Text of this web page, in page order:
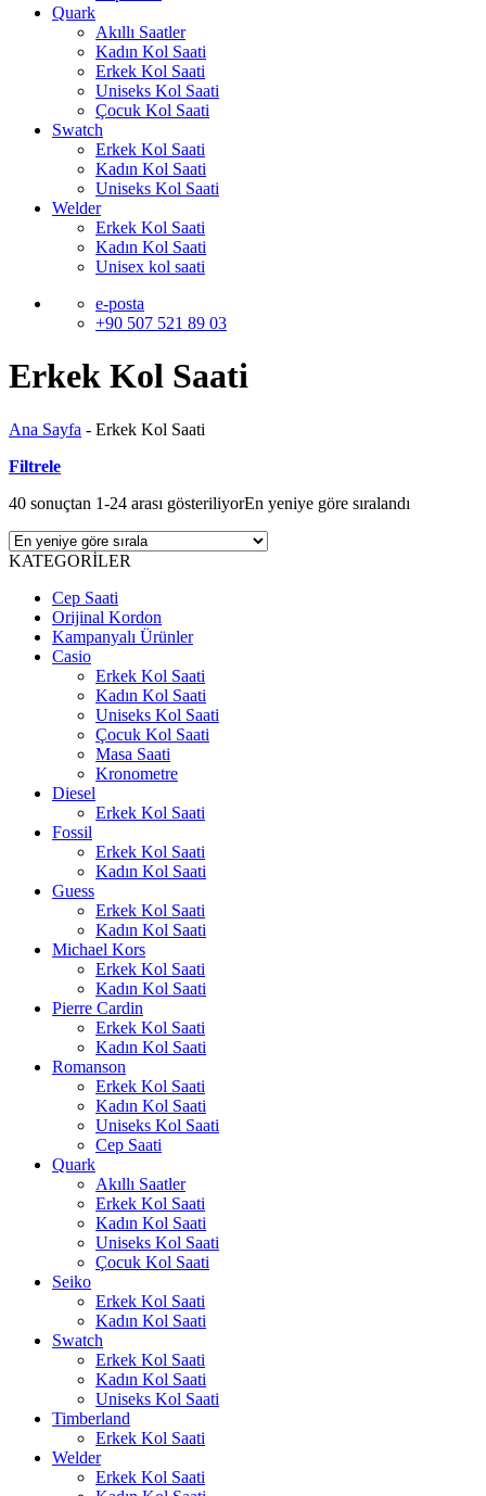
Quark
Akıllı Saatler
Kadın Kol Saati
Erkek Kol Saati
Uniseks Kol Saati
Çocuk Kol Saati
Swatch
Erkek Kol Saati
Kadın Kol Saati
Uniseks Kol Saati
Welder
Erkek Kol Saati
Kadın Kol Saati
Unisex kol saati
e-posta
+90 507 521 89 03
Erkek Kol Saati
Ana Sayfa - Erkek Kol Saati
Filtrele
40 sonuçtan 1-24 arası gösteriliyorEn yeniye göre sıralandı
KATEGORİLER
Cep Saati
Orijinal Kordon
Kampanyalı Ürünler
Casio
Erkek Kol Saati
Kadın Kol Saati
Uniseks Kol Saati
Çocuk Kol Saati
Masa Saati
Kronometre
Diesel
Erkek Kol Saati
Fossil
Erkek Kol Saati
Kadın Kol Saati
Guess
Erkek Kol Saati
Kadın Kol Saati
Michael Kors
Erkek Kol Saati
Kadın Kol Saati
Pierre Cardin
Erkek Kol Saati
Kadın Kol Saati
Romanson
Erkek Kol Saati
Kadın Kol Saati
Uniseks Kol Saati
Cep Saati
Quark
Akıllı Saatler
Erkek Kol Saati
Kadın Kol Saati
Uniseks Kol Saati
Çocuk Kol Saati
Seiko
Erkek Kol Saati
Kadın Kol Saati
Swatch
Erkek Kol Saati
Kadın Kol Saati
Uniseks Kol Saati
Timberland
Erkek Kol Saati
Welder
Erkek Kol Saati